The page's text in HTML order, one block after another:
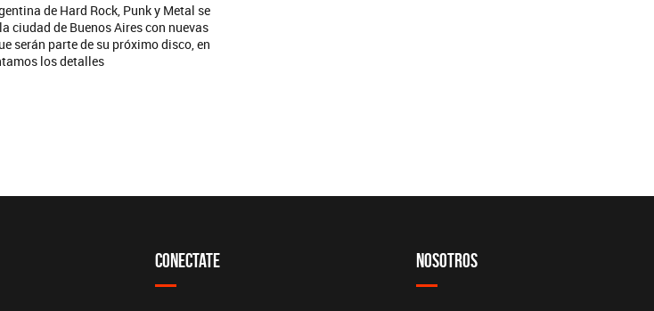
de Hard Rock, Punk y Metal se
ciudad de Buenos Aires con nuevas
serán parte de su próximo disco, en
los detalles
Conectate Nosotros